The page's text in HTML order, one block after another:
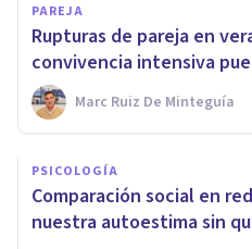
PAREJA
Rupturas de pareja en
convivencia intensiva
Marc Ruiz De Minteguía
PSICOLOGÍA
Comparación social en
nuestra autoestima sin